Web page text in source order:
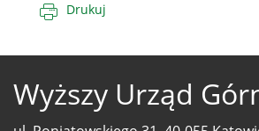
Drukuj
Wyższy Urząd